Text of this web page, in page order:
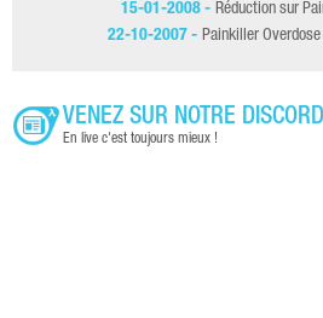
15-01-2008 - Réduction sur
22-10-2007 - Painkiller
VENEZ SUR NOTRE
En live c'est toujours mieux !